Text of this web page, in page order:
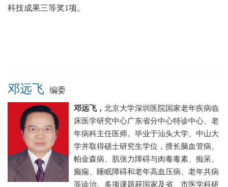
科技成果三等奖1项。
邓远飞 编委
邓远飞， 北京大学深圳医院 国家老年疾病临
床医学研究中心广东省分中心特诊中心、老
年病科主任医师。毕业于汕头大学、中山大
学并取得硕士研究生学位， 擅长脑血管病、
帕金森病、肌张力障碍与肉毒毒素、痴呆、
癫痫、睡眠障碍和老年高血压病、老年共病
等诊治。 多项课题获国家及省、市医学科研